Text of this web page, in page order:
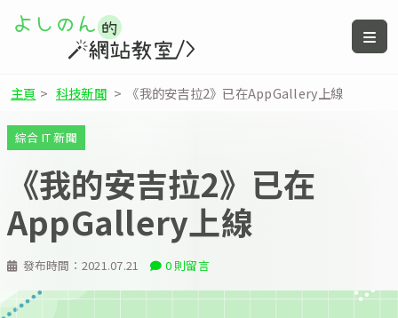
主頁 > 科技新聞 > 《我的安吉拉2》已在AppGallery上線
發布時間： 2021.07.21 0 則留言
綜合 IT 新聞
《我的安吉拉2》已在
AppGallery上線